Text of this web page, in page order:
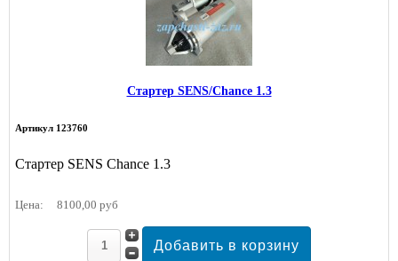
Стартер SENS/Chance 1.3
Артикул 123760
Стартер SENS Chance 1.3
Цена: 8100,00 руб